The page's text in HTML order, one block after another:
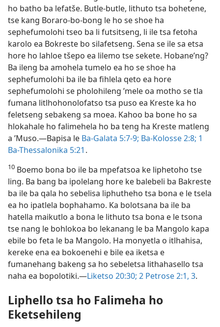
ho batho ba lefatše. Butle-butle, lithuto tsa bohetene,
tse kang Boraro-bo-bong le ho se shoe ha
sephefumolohi tseo ba li futsitseng, li ile tsa fetoha
karolo ea Bokreste bo silafetseng. Sena se ile sa etsa
hore ho lahloe tšepo ea lilemo tse sekete. Hobane’ng?
Ba ileng ba amohela tumelo ea ho se shoe ha
sephefumolohi ba ile ba fihlela qeto ea hore
sephefumolohi se pholohileng ’mele oa motho se tla
fumana litlhohonolofatso tsa puso ea Kreste ka ho
feletseng sebakeng sa moea. Kahoo ba bone ho sa
hlokahale ho falimehela ho ba teng ha Kreste matleng
a ’Muso.—Bapisa le Ba-Galata 5:7-9; Ba-Kolosse 2:8; 1
Ba-Thessalonika 5:21 .
10 Boemo bona bo ile ba mpefatsoa ke liphetoho tse
ling. Ba bang ba ipolelang hore ke balebeli ba Bakreste
ba ile ba qala ho sebelisa liphutheho tsa bona e le tsela
ea ho ipatlela bophahamo. Ka bolotsana ba ile ba
hatella maikutlo a bona le lithuto tsa bona e le tsona
tse nang le bohlokoa bo lekanang le ba Mangolo kapa
ebile bo feta le ba Mangolo. Ha monyetla o itlhahisa,
kereke ena ea bokoenehi e bile ea iketsa e
fumanehang bakeng sa ho sebeletsa lithahasello tsa
naha ea bopolotiki.—Liketso 20:30; 2 Petrose 2:1, 3.
Liphello tsa ho Falimeha ho
Eketsehileng